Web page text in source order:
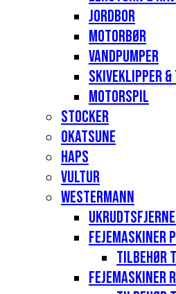
Jordbor
Motorbør
Vandpumper
Skiveklipper &
Motorspil
Stocker
Okatsune
Haps
Vultur
Westermann
Fejemaskiner
Tilbehør
Fejemaskiner